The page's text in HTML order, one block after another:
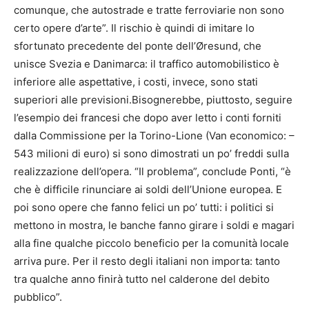
comunque, che autostrade e tratte ferroviarie non sono
certo opere d’arte”. Il rischio è quindi di imitare lo
sfortunato precedente del ponte dell’Øresund, che
unisce Svezia e Danimarca: il traffico automobilistico è
inferiore alle aspettative, i costi, invece, sono stati
superiori alle previsioni.Bisognerebbe, piuttosto, seguire
l’esempio dei francesi che dopo aver letto i conti forniti
dalla Commissione per la Torino-Lione (Van economico: –
543 milioni di euro) si sono dimostrati un po’ freddi sulla
realizzazione dell’opera. “Il problema”, conclude Ponti, “è
che è difficile rinunciare ai soldi dell’Unione europea. E
poi sono opere che fanno felici un po’ tutti: i politici si
mettono in mostra, le banche fanno girare i soldi e magari
alla fine qualche piccolo beneficio per la comunità locale
arriva pure. Per il resto degli italiani non importa: tanto
tra qualche anno finirà tutto nel calderone del debito
pubblico”.